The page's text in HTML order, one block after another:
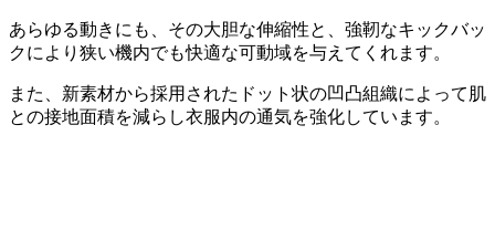
あらゆる動きにも、その大胆な伸縮性と、強靭なキックバッ
クにより狭い機内でも快適な可動域を与えてくれます。
また、新素材から採用されたドット状の凹凸組織によって肌
との接地面積を減らし衣服内の通気を強化しています。